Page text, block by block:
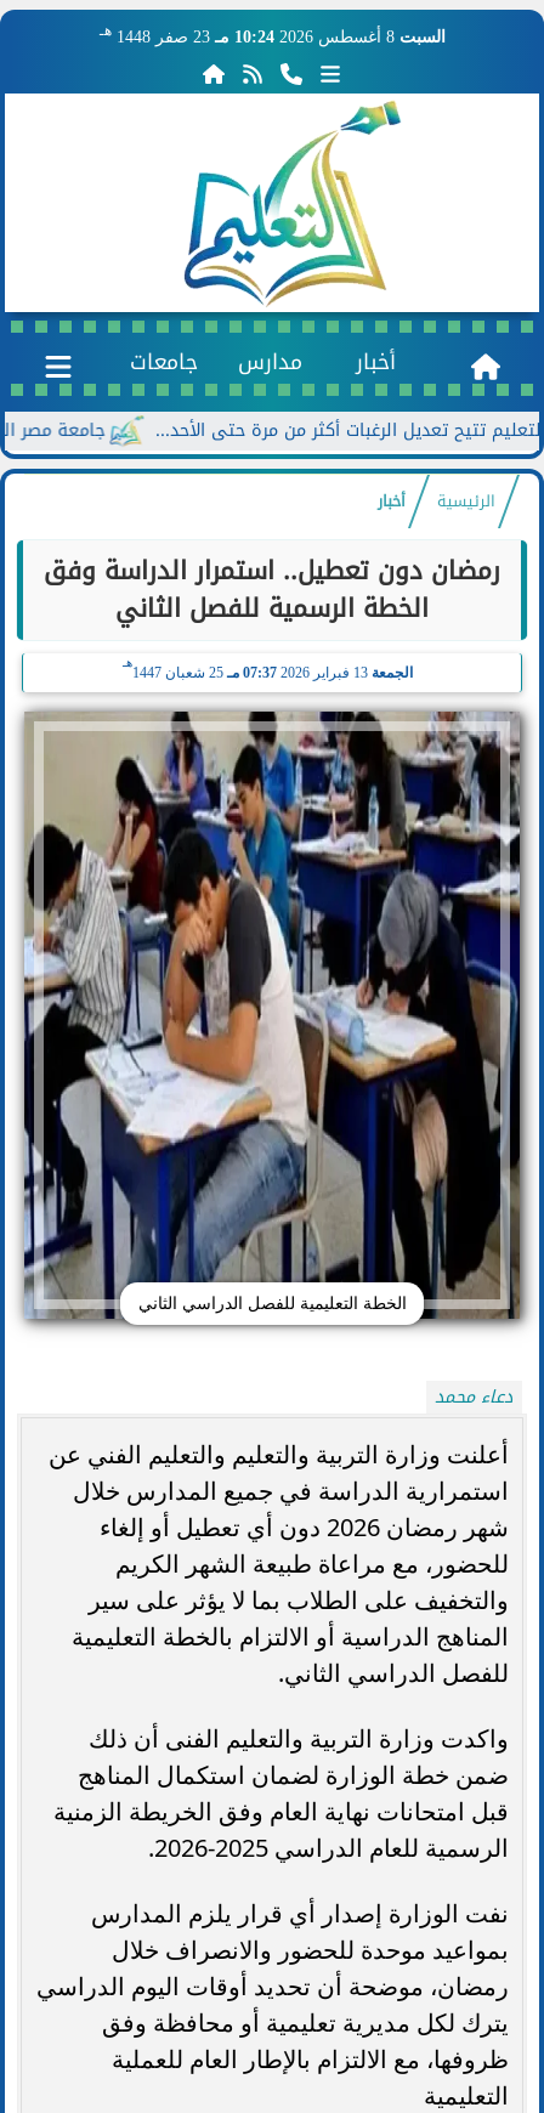
السبت 8 أغسطس 2026 10:24 مـ 23 صفر 1448 هـ
أخبار مدارس جامعات
جامعة مصر الجديدة تعلن خصومات
الرئيسية أخبار
رمضان دون تعطيل.. استمرار الدراسة وفق
الخطة الرسمية للفصل الثاني
الجمعة 13 فبراير 2026 07:37 مـ 25 شعبان 1447
هـ
الخطة التعليمية للفصل الدراسي الثاني
دعاء محمد
أعلنت وزارة التربية والتعليم والتعليم الفني عن
استمرارية الدراسة في جميع المدارس خلال
شهر رمضان 2026 دون أي تعطيل أو إلغاء
للحضور، مع مراعاة طبيعة الشهر الكريم
والتخفيف على الطلاب بما لا يؤثر على سير
المناهج الدراسية أو الالتزام بالخطة التعليمية
للفصل الدراسي الثاني.
واكدت وزارة التربية والتعليم الفنى أن ذلك
ضمن خطة الوزارة لضمان استكمال المناهج
قبل امتحانات نهاية العام وفق الخريطة الزمنية
الرسمية للعام الدراسي 2025-2026.
نفت الوزارة إصدار أي قرار يلزم المدارس
بمواعيد موحدة للحضور والانصراف خلال
رمضان، موضحة أن تحديد أوقات اليوم الدراسي
يترك لكل مديرية تعليمية أو محافظة وفق
ظروفها، مع الالتزام بالإطار العام للعملية
التعليمية